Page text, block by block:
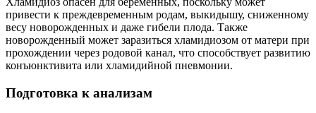
привести к преждевременным родам, выкидышу, сниженному
весу новорожденных и даже гибели плода. Также
новорожденный может заразиться хламидиозом от матери при
прохождении через родовой канал, что способствует развитию
конъюнктивита или хламидийной пневмонии.
Подготовка к анализам